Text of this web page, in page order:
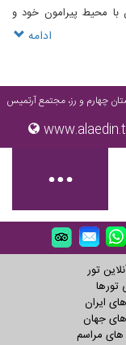
محیط پیرامون خود و
دلنشین و آرامی را
ادامه
چهارم و رز، مجتمع آرتمیس
تور
تورها
ایران
جهان
مراسم